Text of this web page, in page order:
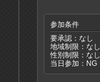
参加条件
要承認：なし
地域制限：なし
性別制限：なし
当日参加：NG